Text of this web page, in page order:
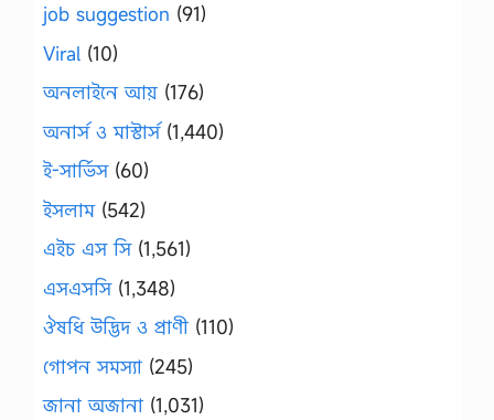
job suggestion (91)
Viral (10)
অনলাইনে আয় (176)
অনার্স ও মাস্টার্স(1,440)
ই-সার্ভিস(60)
ইসলাম(542)
এইচ এস সি(1,561)
এসএসসি(1,348)
ঔষধি উদ্ভিদ ও প্রাণী (110)
গোপন সমস্যা (245)
জানা অজানা (1,031)